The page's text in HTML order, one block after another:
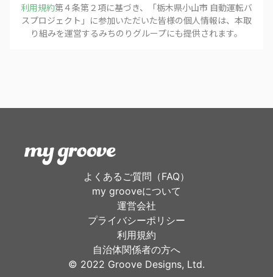
利用規約第４条第２項に基づき、「栃木県小山市 自動運転バ
スプロジェクト 」に参加いただいた皆様の個人情報は、本取
り組みを運営するみちのりグループにも提供されます。
よくあるご質問（FAQ）
my grooveについて
運営会社
プライバシーポリシー
利用規約
自治体関係者の方へ
©︎ 2022 Groove Designs, Ltd.